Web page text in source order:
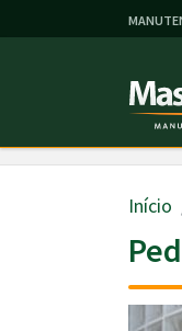
Início